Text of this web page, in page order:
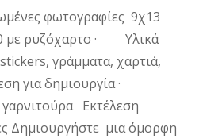
φωτογραφίες 9χ13
ρυζόχαρτο · Υλικά
γράμματα, χαρτιά,
για δημιουργία ·
Εκτέλεση
Δημιουργήστε μια όμορφη